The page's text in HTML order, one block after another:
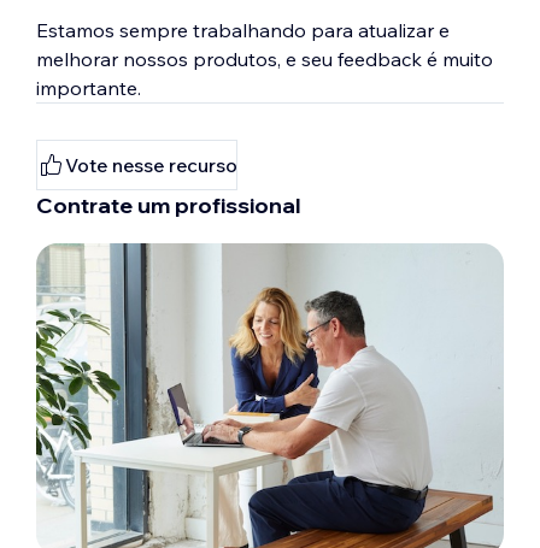
Estamos sempre trabalhando para atualizar e
melhorar nossos produtos, e seu feedback é muito
importante.
Vote nesse recurso
Contrate um profissional